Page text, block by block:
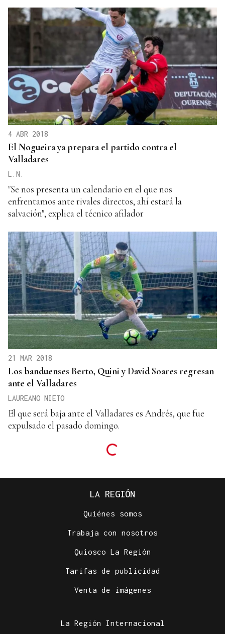
4 ABR 2018
El Nogueira ya prepara el partido contra el
Valladares
L.N.
"Se nos presenta un calendario en el que nos
enfrentamos ante rivales directos, ahí estará la
salvación", explica el técnico afilador
21 MAR 2018
Los banduenses Berto, Quini y David Soares regresan
ante el Valladares
LAUREANO NIETO
El que será baja ante el Valladares es Andrés, que fue
expulsado el pasado domingo.
LA REGIÓN
Quiénes somos
Trabaja con nosotros
Quiosco La Región
Tarifas de publicidad
Venta de imágenes
La Región Internacional